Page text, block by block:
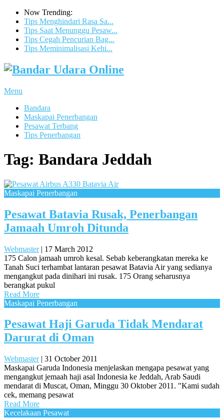
Now Trending:
Tips Menghindari Rasa Sa...
Tips Saat Menunggu Pesaw...
Tips Cegah Pencurian Bag...
Tips Meminimalisasi Kehi...
Menu
Bandara
Maskapai Penerbangan
Pesawat Terbang
Tips Penerbangan
Tag: Bandara Jeddah
Maskapai Penerbangan
Pesawat Batavia Rusak, Penerbangan
Jamaah Umroh Ditunda
Webmaster| 17 March 2012
175 Calon jamaah umroh kesal. Sebab keberangkatan mereka ke
Tanah Suci terhambat lantaran pesawat Batavia Air yang sedianya
mengangkut pada dinihari ini rusak. 175 Orang seharusnya
berangkat pukul
Read More
Maskapai Penerbangan
Pesawat Haji Garuda Tidak Mendarat
Darurat di Oman
Webmaster| 31 October 2011
Maskapai Garuda Indonesia menjelaskan mengapa pesawat yang
mengangkut jemaah haji asal Indonesia ke Jeddah, Arab Saudi
mendarat di Muscat, Oman, Minggu 30 Oktober 2011. "Kami sudah
cek, memang pesawat
Read More
Kecelakaan Pesawat